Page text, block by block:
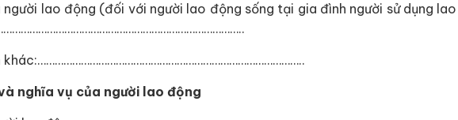
người lao động (đối với người lao động sống tại gia đình người sử dụng lao
khác:………………………………………………………………………………..
nghĩa vụ của người lao động